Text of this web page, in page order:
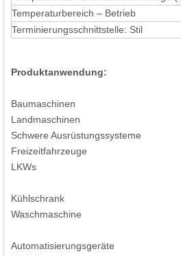
Temperaturbereich – Betrieb
Terminierungsschnittstelle: Stil
Produktanwendung:
Baumaschinen
Landmaschinen
Schwere Ausrüstungssysteme
Freizeitfahrzeuge
LKWs
Kühlschrank
Waschmaschine
Automatisierungsgeräte